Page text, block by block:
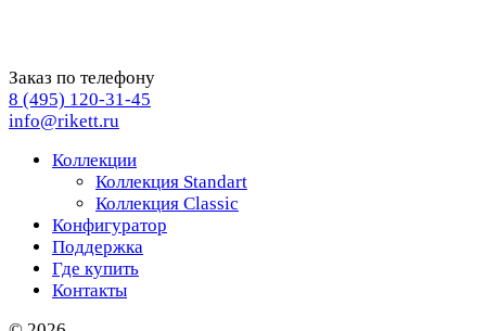
Заказ по телефону
8 (495) 120-31-45
info@rikett.ru
Коллекции
Коллекция Standart
Коллекция Classic
Конфигуратор
Поддержка
Где купить
Контакты